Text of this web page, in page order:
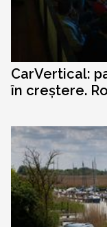
CarVertical:
în creștere.